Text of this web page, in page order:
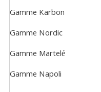
Gamme Karbon
Gamme Nordic
Gamme Martelé
Gamme Napoli